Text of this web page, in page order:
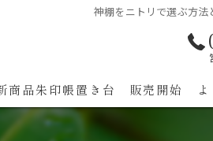
神棚をニトリで選ぶ方法
商品朱印帳置き台 販売開始